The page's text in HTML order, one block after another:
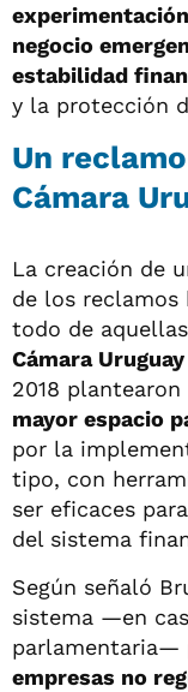
negocio
estabilidad
y la protección
Un
Cámara
La creación de
de los reclamos
todo de
Cámara
2018
mayor espacio
por la
tipo, con
ser eficaces
del sistema
Según señaló
sistema —en
parlamentaria—
empresas no